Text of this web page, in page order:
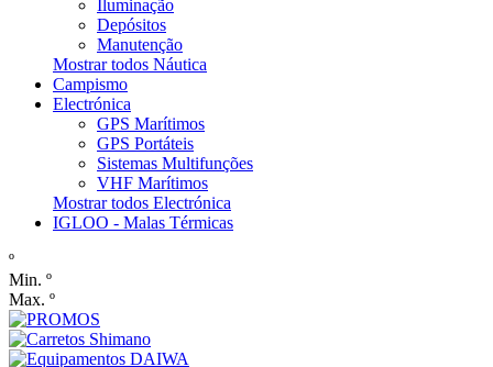
Iluminação
Depósitos
Manutenção
Mostrar todos Náutica
Campismo
Electrónica
GPS Marítimos
GPS Portáteis
Sistemas Multifunções
VHF Marítimos
Mostrar todos Electrónica
IGLOO - Malas Térmicas
º
Min. º
Max. º